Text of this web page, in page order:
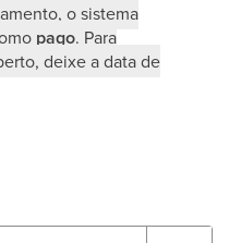
o sistema
pago. Para
deixe a data de